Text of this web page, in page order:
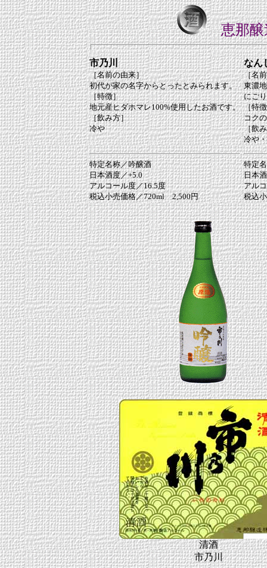
恵那醸
市乃川
［名前の由来］
初代が家の名字からとったとみられます。
［特徴］
地元産ヒダホマレ100%使用したお酒です。
［飲み方］
冷や
なん
［名
東濃
にご
［特
コク
［飲
冷や
特定名称／吟醸酒
日本酒度／+5.0
アルコール度／16.5度
税込小売価格／720ml 2,500円
特定
日本
アル
税込
清酒
市乃川